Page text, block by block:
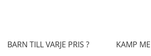
BARN TILL VARJE PRIS ?
KAMP